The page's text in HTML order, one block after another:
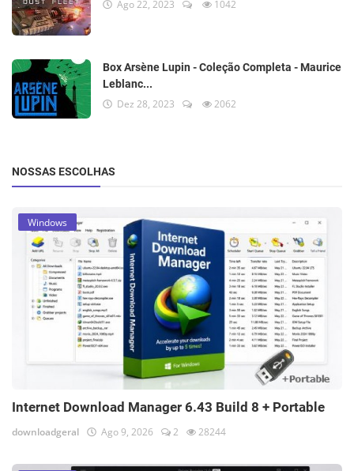
Ago 22, 2023 1042
Box Arsène Lupin - Coleção Completa - Maurice
Leblanc...
Dez 28, 2023 2062
NOSSAS ESCOLHAS
Windows
Internet Download Manager 6.43 Build 8 + Portable
downloadgeral Ago 9, 2026 2 28244